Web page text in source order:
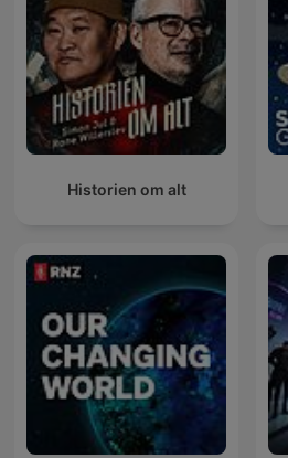
Historien om alt